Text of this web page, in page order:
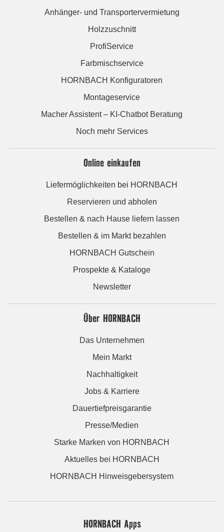
Anhänger- und Transportervermietung
Holzzuschnitt
ProfiService
Farbmischservice
HORNBACH Konfiguratoren
Montageservice
Macher Assistent – KI-Chatbot Beratung
Noch mehr Services
Online einkaufen
Liefermöglichkeiten bei HORNBACH
Reservieren und abholen
Bestellen & nach Hause liefern lassen
Bestellen & im Markt bezahlen
HORNBACH Gutschein
Prospekte & Kataloge
Newsletter
Über HORNBACH
Das Unternehmen
Mein Markt
Nachhaltigkeit
Jobs & Karriere
Dauertiefpreisgarantie
Presse/Medien
Starke Marken von HORNBACH
Aktuelles bei HORNBACH
HORNBACH Hinweisgebersystem
HORNBACH Apps